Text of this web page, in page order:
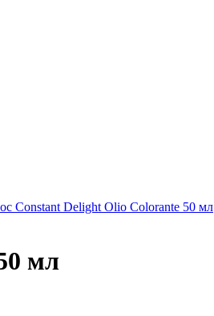
Constant Delight Olio Colorante 50 мл
мл